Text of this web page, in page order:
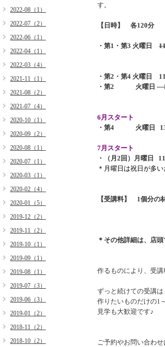
す。
【日時】 各120分
・ 第1・第3 火曜日
・ 第2・第4 火曜日
・ 第2 火曜日
6月スタート
・ 第4 火曜日
7月スタート
・
（月2回）月曜日
＊月曜日は祝日が多
【受講料】 1個分の
＊その他詳細は、店
作るものにより、受講
ずっと続けての受講は
作りたいものだけの1
見学も大歓迎です♪
ご予約やお問い合わせ
2022-08（1）
2022-07（2）
2022-06（1）
2022-04（1）
2022-03（4）
2021-11（1）
2021-08（2）
2021-07（4）
2020-10（1）
2020-09（2）
2020-08（1）
2020-07（1）
2020-03（1）
2020-02（4）
2020-01（5）
2019-12（2）
2019-11（2）
2019-10（1）
2019-09（1）
2019-08（1）
2019-07（3）
2019-06（3）
2019-01（2）
2018-11（2）
2018-10（2）